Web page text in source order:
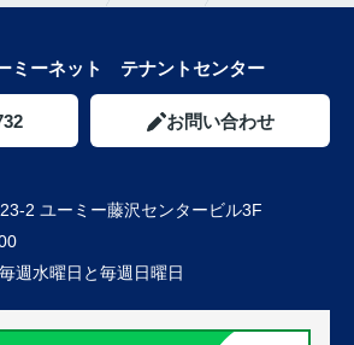
ミーネット テナントセンター
お問い合わせ
2 ユーミー藤沢センタービル3F
週水曜日と毎週日曜日